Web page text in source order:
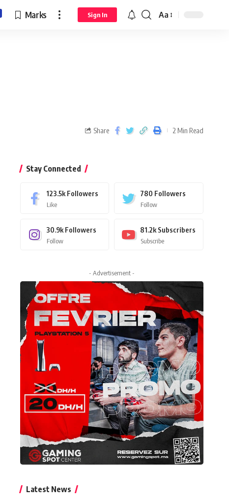
Marks Sign In Aa
Share 2 Min Read
Stay Connected
123.5k Followers
Like
780 Followers
Follow
30.9k Followers
Follow
81.2k Subscribers
Subscribe
- Advertisement -
Latest News